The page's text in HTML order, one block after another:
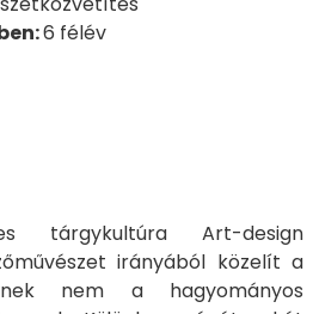
6 félév
tárgykultúra Art-design
irányából közelít a
nem a hagyományos